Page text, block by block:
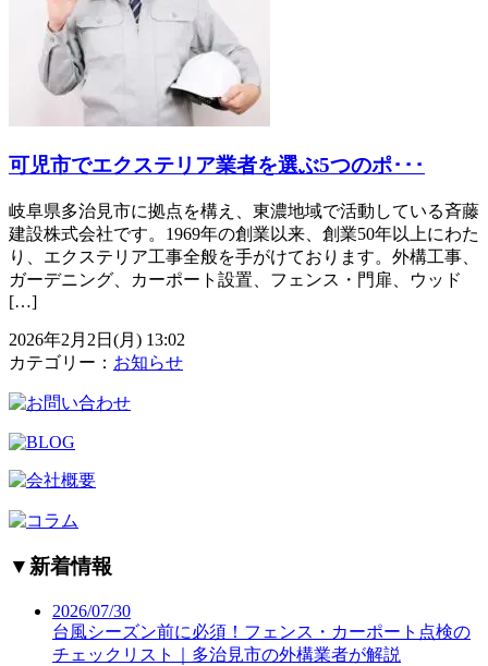
可児市でエクステリア業者を選ぶ5つのポ･･･
岐阜県多治見市に拠点を構え、東濃地域で活動している斉藤
建設株式会社です。1969年の創業以来、創業50年以上にわた
り、エクステリア工事全般を手がけております。外構工事、
ガーデニング、カーポート設置、フェンス・門扉、ウッド
[…]
2026年2月2日(月) 13:02
カテゴリー： お知らせ
▼新着情報
2026/07/30
台風シーズン前に必須！フェンス・カーポート点検の
チェックリスト｜多治見市の外構業者が解説